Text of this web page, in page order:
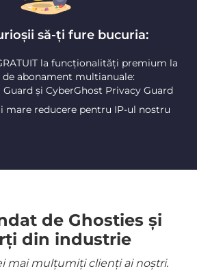
să-ți fure bucuria:
la funcționalități premium la
abonament multianuale:
și CyberGhost Privacy Guard
mare reducere pentru IP-ul nostru
de Ghosties și
din industrie
mai mulțumiți clienți ai noștri.